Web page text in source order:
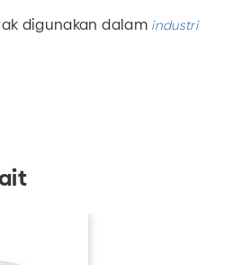
digunakan dalam industri
produk berbahan